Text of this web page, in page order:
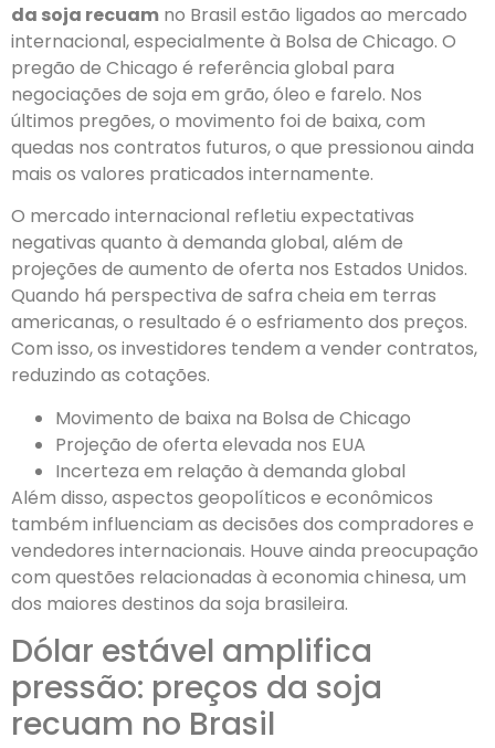
da soja recuam no Brasil estão ligados ao mercado
internacional, especialmente à Bolsa de Chicago. O
pregão de Chicago é referência global para
negociações de soja em grão, óleo e farelo. Nos
últimos pregões, o movimento foi de baixa, com
quedas nos contratos futuros, o que pressionou ainda
mais os valores praticados internamente.
O mercado internacional refletiu expectativas
negativas quanto à demanda global, além de
projeções de aumento de oferta nos Estados Unidos.
Quando há perspectiva de safra cheia em terras
americanas, o resultado é o esfriamento dos preços.
Com isso, os investidores tendem a vender contratos,
reduzindo as cotações.
Movimento de baixa na Bolsa de Chicago
Projeção de oferta elevada nos EUA
Incerteza em relação à demanda global
Além disso, aspectos geopolíticos e econômicos
também influenciam as decisões dos compradores e
vendedores internacionais. Houve ainda preocupação
com questões relacionadas à economia chinesa, um
dos maiores destinos da soja brasileira.
Dólar estável amplifica
pressão: preços da soja
recuam no Brasil